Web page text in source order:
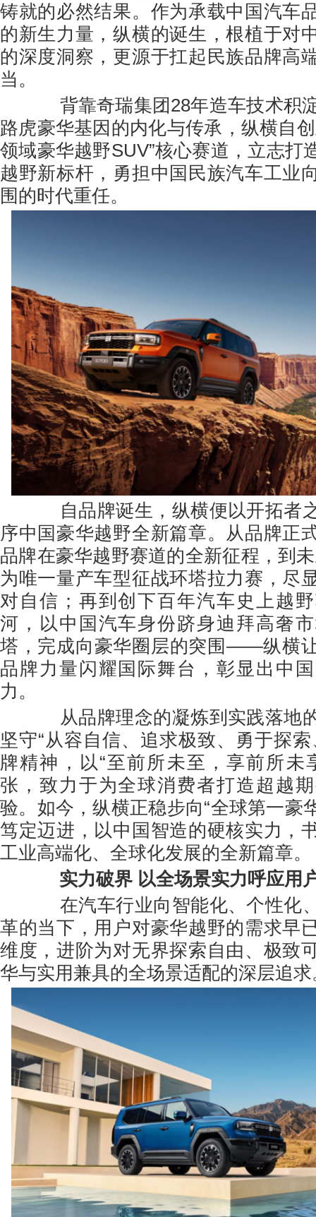
铸就的必然结果。作为承载中国汽车
的新生力量，纵横的诞生，根植于对
的深度洞察，更源于扛起民族品牌高
当。
背靠奇瑞集团28年造车技术积
路虎豪华基因的内化与传承，纵横自
领域豪华越野SUV”核心赛道，立志打
越野新标杆，勇担中国民族汽车工业
围的时代重任。
自品牌诞生，纵横便以开拓者
序中国豪华越野全新篇章。从品牌正
品牌在豪华越野赛道的全新征程，到
为唯一量产车型征战环塔拉力赛，尽
对自信；再到创下百年汽车史上越
河，以中国汽车身份跻身迪拜高奢
塔，完成向豪华圈层的突围——纵横
品牌力量闪耀国际舞台，彰显出中
力。
从品牌理念的凝炼到实践落地
坚守“从容自信、追求极致、勇于探
牌精神，以“至前所未至，享前所未
张，致力于为全球消费者打造超越
验。如今，纵横正稳步向“全球第一豪
笃定迈进，以中国智造的硬核实力，
工业高端化、全球化发展的全新篇章。
实力破界 以全场景实力呼应用
在汽车行业向智能化、个性化
革的当下，用户对豪华越野的需求早
维度，进阶为对无界探索自由、极致
华与实用兼具的全场景适配的深层追求